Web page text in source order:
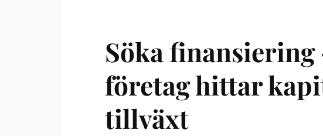
Söka
företag hittar
tillväxt